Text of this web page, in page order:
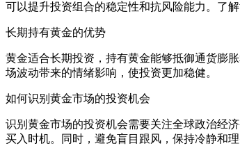
可以提升投资组合的稳定性和抗风险能力。了
长期持有黄金的优势
黄金适合长期投资，持有黄金能够抵御通货膨
场波动带来的情绪影响，使投资更加稳健。
如何识别黄金市场的投资机会
识别黄金市场的投资机会需要关注全球政治经
买入时机。同时，避免盲目跟风，保持冷静和